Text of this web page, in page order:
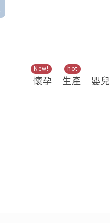
懷孕
New!
生產
hot
嬰兒
關鍵熱搜